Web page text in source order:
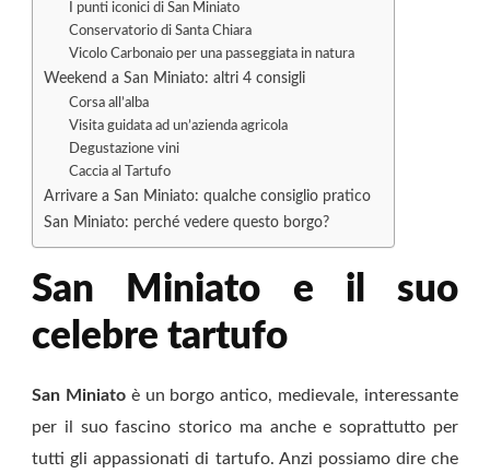
I punti iconici di San Miniato
Conservatorio di Santa Chiara
Vicolo Carbonaio per una passeggiata in natura
Weekend a San Miniato: altri 4 consigli
Corsa all’alba
Visita guidata ad un’azienda agricola
Degustazione vini
Caccia al Tartufo
Arrivare a San Miniato: qualche consiglio pratico
San Miniato: perché vedere questo borgo?
San Miniato e il suo
celebre tartufo
San Miniatoè un borgo antico, medievale, interessante
per il suo fascino storico ma anche e soprattutto per
tutti gli appassionati di tartufo. Anzi possiamo dire che